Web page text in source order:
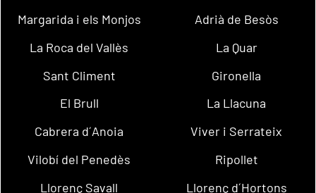
Margarida i els Monjos
Adrià de Besòs
La Roca del Vallès
La Quar
Sant Climent
Gironella
El Brull
La Llacuna
Cabrera d´Anoia
Viver i Serrateix
Vilobí del Penedès
Ripollet
Llorenç Savall
Llorenç d´Hortons